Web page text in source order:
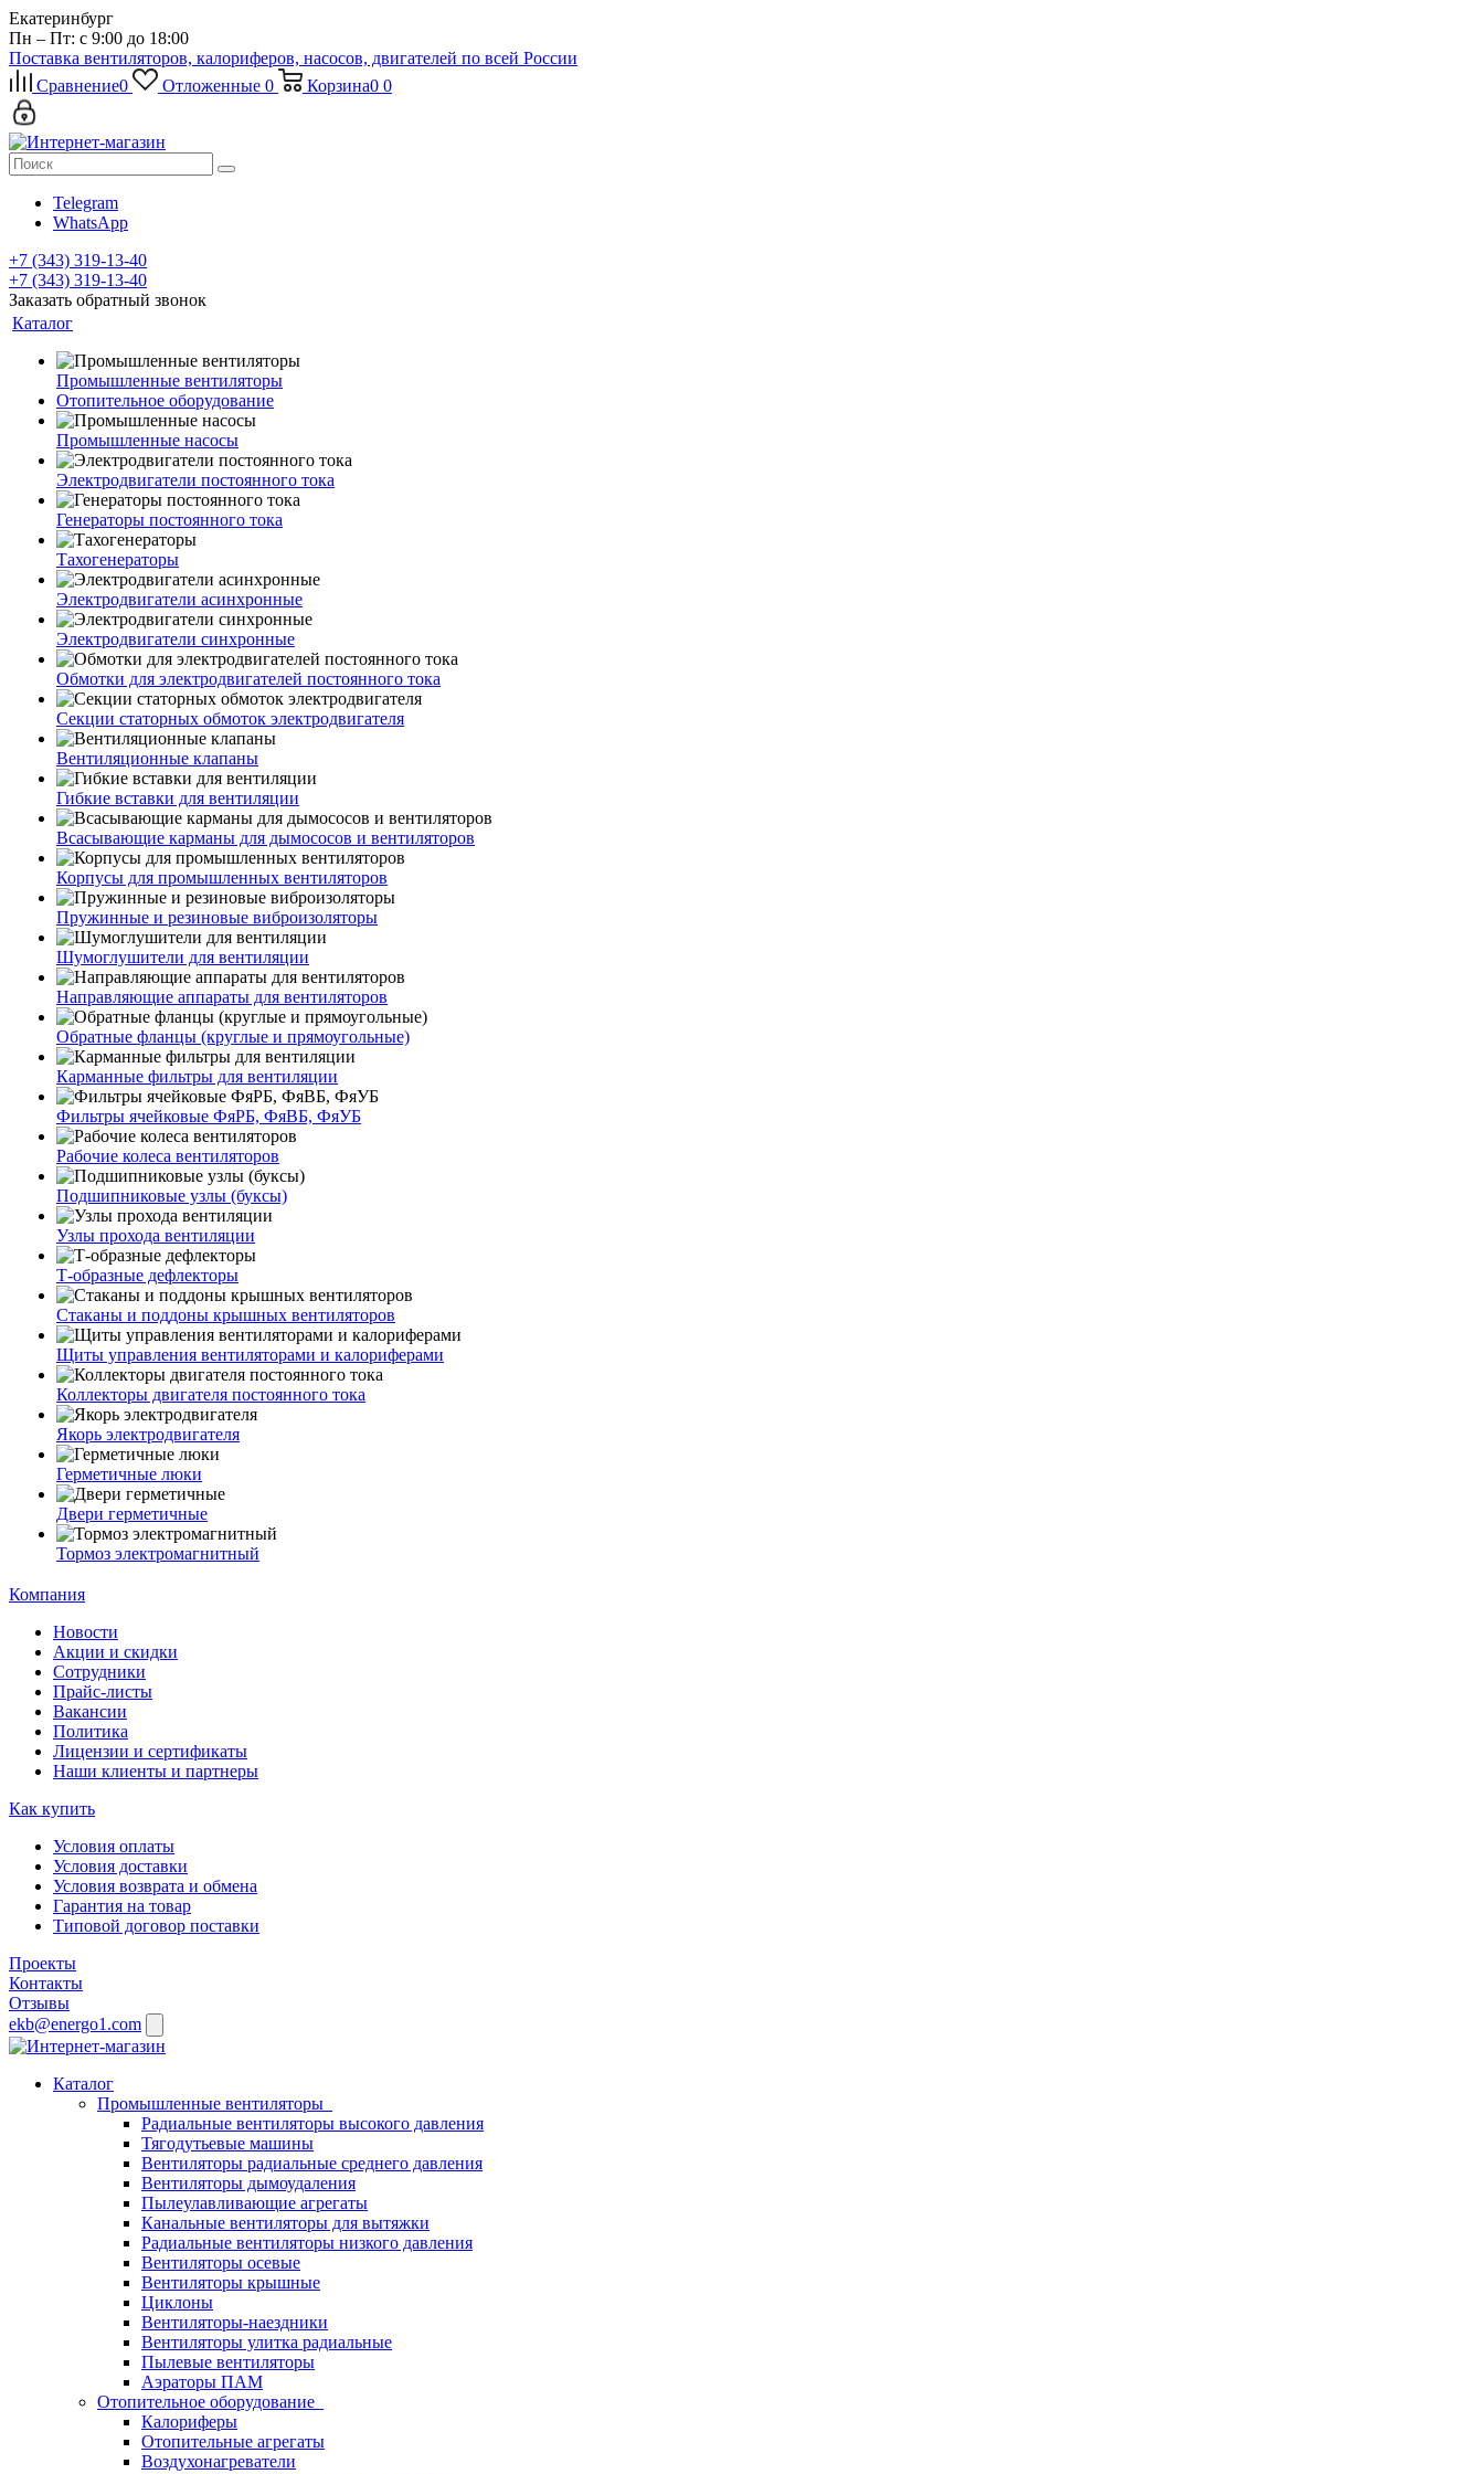
Екатеринбург
Пн – Пт: с 9:00 до 18:00
Поставка вентиляторов, калориферов, насосов, двигателей по всей России
Сравнение0 Отложенные 0 Корзина0 0
Telegram
WhatsApp
+7 (343) 319-13-40
+7 (343) 319-13-40
Заказать обратный звонок
Каталог
Промышленные вентиляторы
Отопительное оборудование
Промышленные насосы
Электродвигатели постоянного тока
Генераторы постоянного тока
Тахогенераторы
Электродвигатели асинхронные
Электродвигатели синхронные
Обмотки для электродвигателей постоянного тока
Секции статорных обмоток электродвигателя
Вентиляционные клапаны
Гибкие вставки для вентиляции
Всасывающие карманы для дымососов и вентиляторов
Корпусы для промышленных вентиляторов
Пружинные и резиновые виброизоляторы
Шумоглушители для вентиляции
Направляющие аппараты для вентиляторов
Обратные фланцы (круглые и прямоугольные)
Карманные фильтры для вентиляции
Фильтры ячейковые ФяРБ, ФяВБ, ФяУБ
Рабочие колеса вентиляторов
Подшипниковые узлы (буксы)
Узлы прохода вентиляции
Т-образные дефлекторы
Стаканы и поддоны крышных вентиляторов
Щиты управления вентиляторами и калориферами
Коллекторы двигателя постоянного тока
Якорь электродвигателя
Герметичные люки
Двери герметичные
Тормоз электромагнитный
Компания
Новости
Акции и скидки
Сотрудники
Прайс-листы
Вакансии
Политика
Лицензии и сертификаты
Наши клиенты и партнеры
Как купить
Условия оплаты
Условия доставки
Условия возврата и обмена
Гарантия на товар
Типовой договор поставки
Проекты
Контакты
Отзывы
ekb@energo1.com
Каталог
Промышленные вентиляторы
Радиальные вентиляторы высокого давления
Тягодутьевые машины
Вентиляторы радиальные среднего давления
Вентиляторы дымоудаления
Пылеулавливающие агрегаты
Канальные вентиляторы для вытяжки
Радиальные вентиляторы низкого давления
Вентиляторы осевые
Вентиляторы крышные
Циклоны
Вентиляторы-наездники
Вентиляторы улитка радиальные
Пылевые вентиляторы
Аэраторы ПАМ
Отопительное оборудование
Калориферы
Отопительные агрегаты
Воздухонагреватели